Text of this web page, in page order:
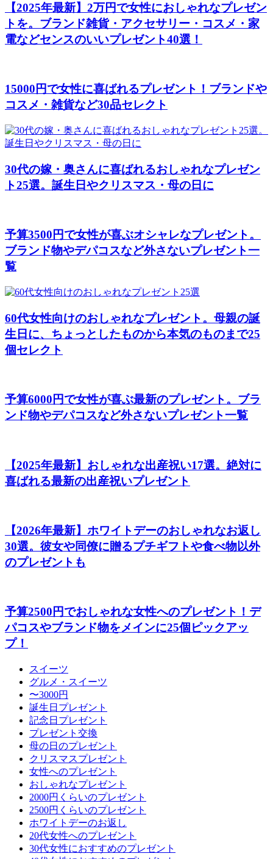
【2025年最新】2万円で女性におしゃれなプレゼン
トを。ブランド雑貨・アクセサリー・コスメ・家
電などセンスのいいプレゼント40選！
15000円で女性に喜ばれるプレゼント！ブランドや
コスメ・雑貨など30品セレクト
30代の嫁・奥さんに喜ばれるおしゃれなプレゼン
ト25選。誕生日やクリスマス・母の日に
予算3500円で女性が喜ぶオシャレなプレゼント。
ブランド物やデパコスなど外さないプレゼント一
覧
60代女性向けのおしゃれなプレゼント。母親の誕
生日に、ちょっとしたものから本気のものまで25
個セレクト
予算6000円で女性が喜ぶ最新のプレゼント。ブラ
ンド物やデパコスなど外さないプレゼント一覧
【2025年最新】おしゃれな出産祝い17選。絶対に
喜ばれる最新の出産祝いプレゼント
【2026年最新】ホワイトデーのおしゃれなお返し
30選。彼女や同僚に贈るプチギフトや食べ物以外
のプレゼントも
予算2500円でおしゃれな女性へのプレゼント！デ
パコスやブランド物をメインに25個ピックアッ
プ！
スイーツ
グルメ・スイーツ
〜3000円
誕生日プレゼント
記念日プレゼント
プレゼント交換
母の日のプレゼント
クリスマスプレゼント
女性へのプレゼント
おしゃれなプレゼント
2000円くらいのプレゼント
2500円くらいのプレゼント
ホワイトデーのお返し
20代女性へのプレゼント
30代女性におすすめのプレゼント